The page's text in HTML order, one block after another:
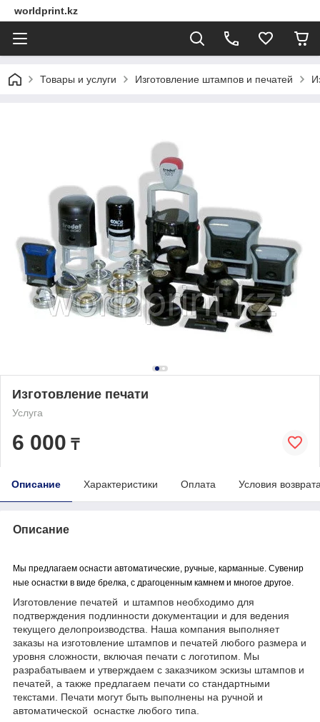
worldprint.kz
Товары и услуги Изготовление штампов и печатей
Изготовление печати
Услуга
6 000 ₸
Описание Характеристики Оплата Условия
Описание
Мы предлагаем оснасти автоматические ручные карманные Сувенир
ные оснастки в виде брелка с драгоценным камнем и многое другое
Изготовление печатей и штампов необходимо для
подтверждения подлинности документации и для ведения
текущего делопроизводства. Наша компания выполняет
заказы на изготовление штампов и печатей любого размера и
уровня сложности, включая печати с логотипом. Мы
разрабатываем и утверждаем с заказчиком эскизы штампов и
печатей, а также предлагаем печати со стандартными
текстами. Печати могут быть выполнены на ручной и
автоматической оснастке любого типа.